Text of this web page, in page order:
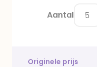
Aantal
Originele prijs